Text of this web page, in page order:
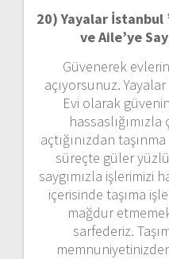
20) Yayalar
ve Aile’ye
Güvenerek
açıyorsunuz.
Evi olarak
hassaslığımızla
açtığınızdan
süreçte güler
saygımızla işlerimizi
içerisinde taşıma
mağdur
sarfederiz.